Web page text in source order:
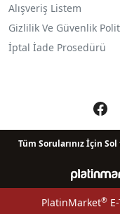
Alışveriş Listem
Gizlilik Ve Güvenlik
İptal İade Prosedürü
Tüm Sorularınız İçin
PlatinMarket®E-